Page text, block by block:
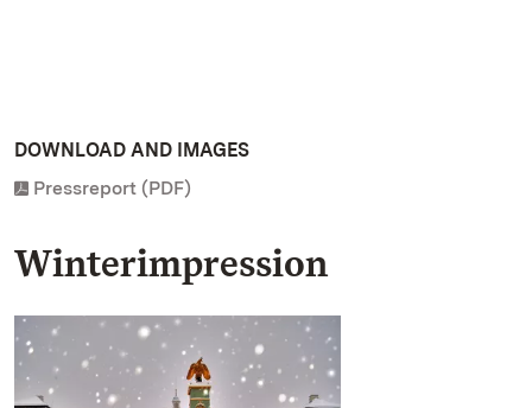
DOWNLOAD AND IMAGES
Pressreport (PDF)
Winterimpression